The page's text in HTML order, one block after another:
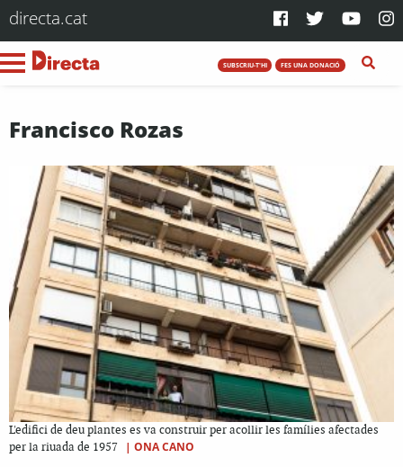
directa.cat
SUBSCRIU-T'HI FES UNA DONACIÓ
Francisco Rozas
L'edifici de deu plantes es va construir per acollir les famílies afectades
per la riuada de 1957
| ONA CANO